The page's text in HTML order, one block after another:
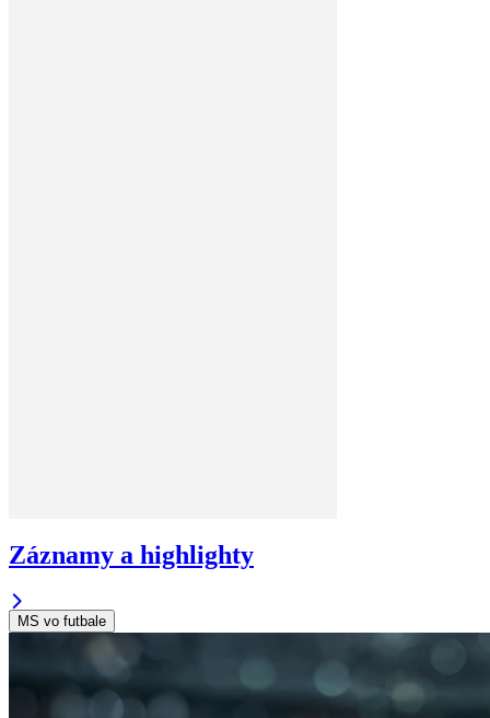
Záznamy a highlighty
MS vo futbale